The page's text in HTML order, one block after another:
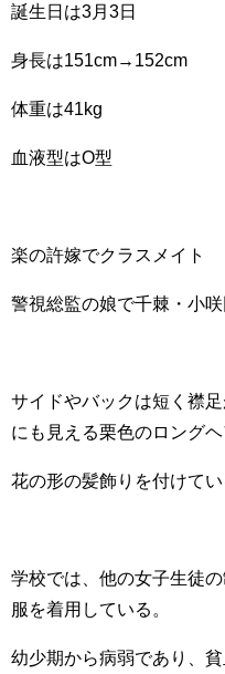
誕生日は3月3日
身長は151cm→152cm
体重は41kg
血液型はO型
楽の許嫁でクラスメイト
警視総監の娘で千棘・小咲
サイドやバックは短く襟
にも見える栗色のロングヘ
花の形の髪飾りを付けてい
学校では、他の女子生徒
服を着用している。
幼少期から病弱であり、